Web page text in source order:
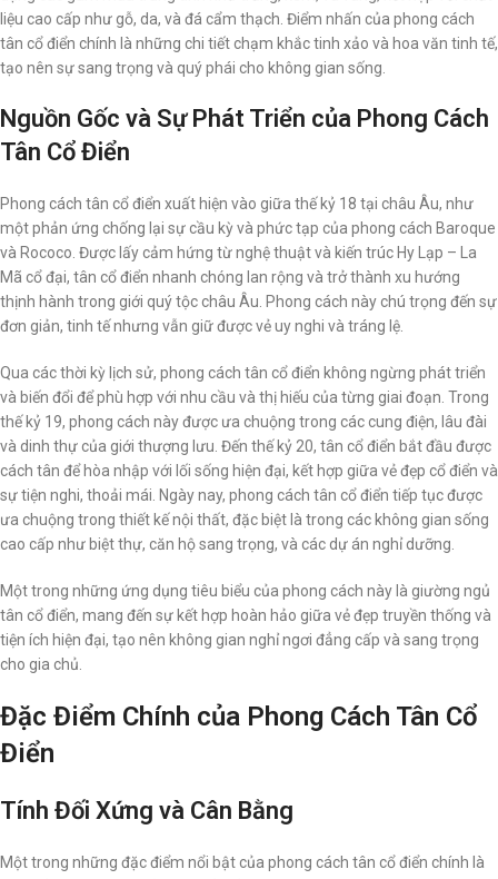
liệu cao cấp như gỗ, da, và đá cẩm thạch. Điểm nhấn của phong cách
tân cổ điển chính là những chi tiết chạm khắc tinh xảo và hoa văn tinh tế,
tạo nên sự sang trọng và quý phái cho không gian sống.
Nguồn Gốc và Sự Phát Triển của Phong Cách
Tân Cổ Điển
Phong cách tân cổ điển xuất hiện vào giữa thế kỷ 18 tại châu Âu, như
một phản ứng chống lại sự cầu kỳ và phức tạp của phong cách Baroque
và Rococo. Được lấy cảm hứng từ nghệ thuật và kiến trúc Hy Lạp – La
Mã cổ đại, tân cổ điển nhanh chóng lan rộng và trở thành xu hướng
thịnh hành trong giới quý tộc châu Âu. Phong cách này chú trọng đến sự
đơn giản, tinh tế nhưng vẫn giữ được vẻ uy nghi và tráng lệ.
Qua các thời kỳ lịch sử, phong cách tân cổ điển không ngừng phát triển
và biến đổi để phù hợp với nhu cầu và thị hiếu của từng giai đoạn. Trong
thế kỷ 19, phong cách này được ưa chuộng trong các cung điện, lâu đài
và dinh thự của giới thượng lưu. Đến thế kỷ 20, tân cổ điển bắt đầu được
cách tân để hòa nhập với lối sống hiện đại, kết hợp giữa vẻ đẹp cổ điển và
sự tiện nghi, thoải mái. Ngày nay, phong cách tân cổ điển tiếp tục được
ưa chuộng trong thiết kế nội thất, đặc biệt là trong các không gian sống
cao cấp như biệt thự, căn hộ sang trọng, và các dự án nghỉ dưỡng.
Một trong những ứng dụng tiêu biểu của phong cách này là giường ngủ
tân cổ điển, mang đến sự kết hợp hoàn hảo giữa vẻ đẹp truyền thống và
tiện ích hiện đại, tạo nên không gian nghỉ ngơi đẳng cấp và sang trọng
cho gia chủ.
Đặc Điểm Chính của Phong Cách Tân Cổ
Điển
Tính Đối Xứng và Cân Bằng
Một trong những đặc điểm nổi bật của phong cách tân cổ điển chính là